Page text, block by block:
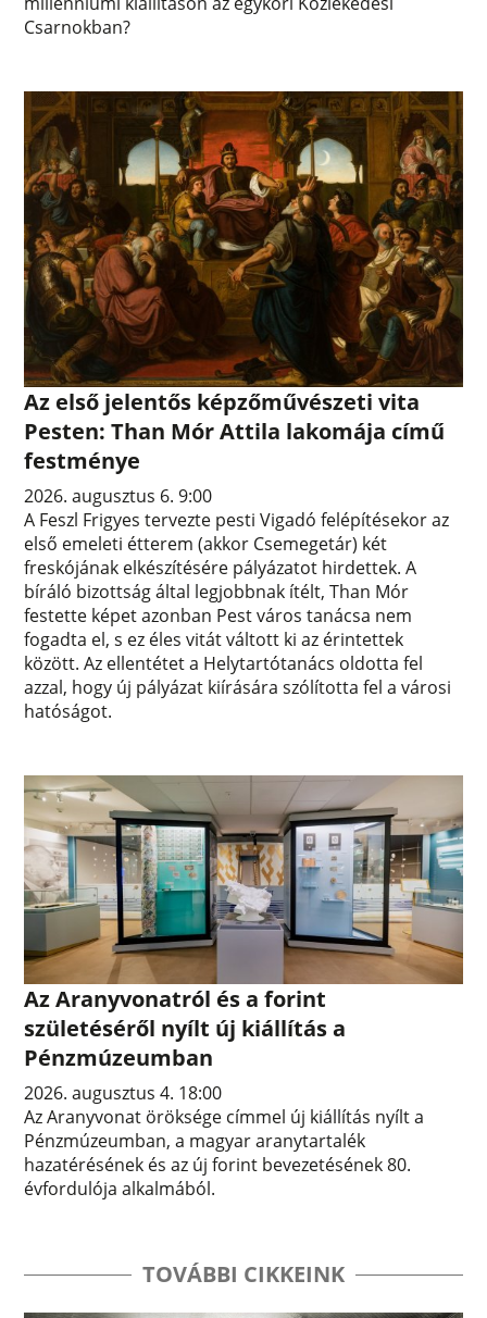
Csarnokban?
Az első jelentős képzőművészeti vita
Pesten: Than Mór Attila lakomája című
festménye
2026. augusztus 6. 9:00
A Feszl Frigyes tervezte pesti Vigadó felépítésekor az
első emeleti étterem (akkor Csemegetár) két
freskójának elkészítésére pályázatot hirdettek. A
bíráló bizottság által legjobbnak ítélt, Than Mór
festette képet azonban Pest város tanácsa nem
fogadta el, s ez éles vitát váltott ki az érintettek
között. Az ellentétet a Helytartótanács oldotta fel
azzal, hogy új pályázat kiírására szólította fel a városi
hatóságot.
Az Aranyvonatról és a forint
születéséről nyílt új kiállítás a
Pénzmúzeumban
2026. augusztus 4. 18:00
Az Aranyvonat öröksége címmel új kiállítás nyílt a
Pénzmúzeumban, a magyar aranytartalék
hazatérésének és az új forint bevezetésének 80.
évfordulója alkalmából.
TOVÁBBI CIKKEINK